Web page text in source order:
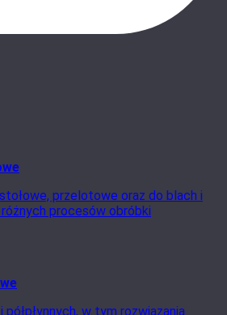
przelotowe oraz do blach i
procesów obróbki
w tym rozwiązania